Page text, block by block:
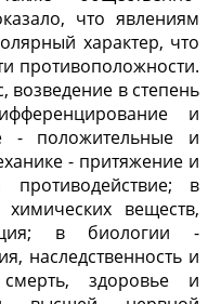
что явлениям
характер, что
противоположности.
возведение в степень
и
- положительные и
- притяжение и
противодействие; в
веществ,
в биологии -
наследственность и
здоровье и